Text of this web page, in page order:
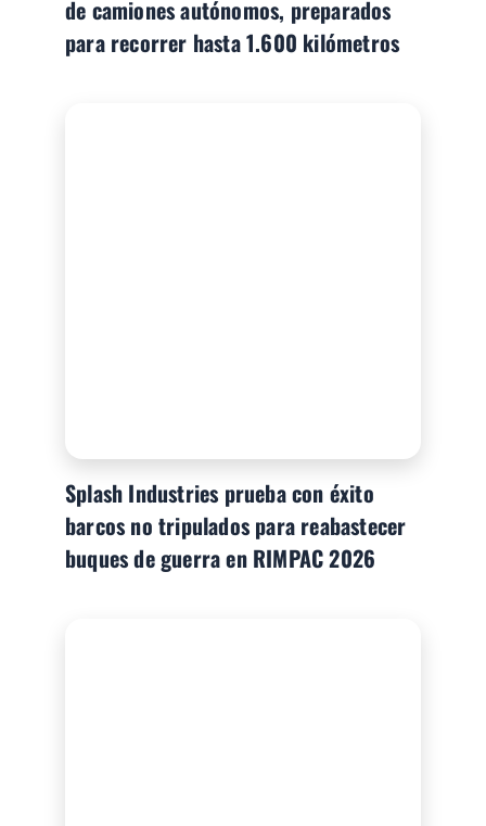
de camiones autónomos, preparados
para recorrer hasta 1.600 kilómetros
Splash Industries prueba con éxito
barcos no tripulados para reabastecer
buques de guerra en RIMPAC 2026